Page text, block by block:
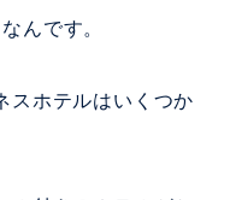
んです。
スホテルはいくつか